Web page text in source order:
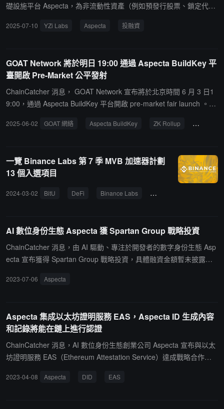
礎設施平台 Aspecta，為非流動性資產（例如預發行股票、鎖定代
2025-07-10 YZi Labs Aspecta 投融資
GOAT Network 將於明日 19:00 通過 Aspecta BuildKey 平
臺開啟 Pre-Market 公平發射
ChainCatcher 消息， GOAT Network 宣布將於北京時間 6 月 3 日1
9:00，通過 Aspecta BuildKey 平台開啟 pre-market fair launch 。本
的代幣總供應，支持市場自由定價與社區優先參與。GOAT Network
es 、 Crypto . com 、 Amber Group 等機構支持。為配合本次啟
動， GOAT Network 團隊還將於北京時間 6 月 4 日 20:00 舉辦 AMA
2025-06-02 GOAT 網絡 Aspecta BuildKey ZK Rollup BTC
一覽 Binance Labs 第 7 季 MVB 加速器計劃
13 個入選項目
2024-03-02 BitU DeFi Binance Labs Nesa
AI 數位身份生態 Aspecta 獲 Spartan Group 戰略投資
ChainCatcher 消息，由 AI 驅動、專注於開發者的數字身份生態 Asp
ecta 宣布獲得 Spartan Group 戰略投資，具體融資金額暫未披露。
擴展開發者生態系統基礎設施，從而通過人工智能和區塊鏈技術建立
艦產品 Aspecta ID 的全球公開測試計劃。(來源鏈接)
2023-07-06 Aspecta
Aspecta 集成以太坊證明服務 EAS，Aspecta ID 生成內容
和記錄將能在鏈上進行認證
ChainCatcher 消息，AI 數位身份生態創業公司 Aspecta 宣布與以太
坊證明服務 EAS（Ethereum Attestation Service）達成戰略合作，
可以將 Aspecta ID 中展示的 AI 生成式內容以及記錄的足跡和成就在
2023-04-08 Aspecta DID EAS